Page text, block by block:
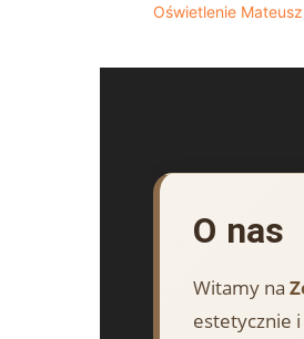
Oświetlenie
O nas
Witamy na
estetycznie